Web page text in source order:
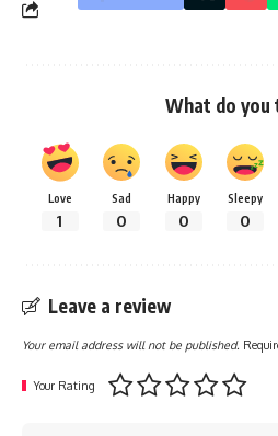
What do you
Love
1
Sad
0
Happy
0
Sleepy
0
Leave a review
Your email address will not be published.
Your Rating